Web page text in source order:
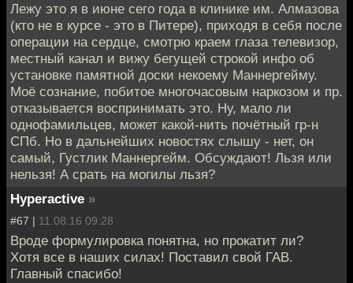
Лежу это я в июне сего года в клинике им. Алмазова
(кто не в курсе - это в Питере), приходя в себя после
операции на сердце, смотрю краем глаза телевизор,
местный канал и вижу бегущей строкой инфо об
установке памятной доски некоему Маннергейму.
Моё сознание, побитое многочасовым наркозом и пр.
отказывается воспринимать это. Ну, мало ли
однофамильцев, может какой-нить почётный гр-н
СПб. Но в дальнейших новостях слышу - нет, он
самый, Густлик Маннергейм. Обсуждают! Льзя или
нельзя! А срать на могилы льзя?
Hyperactive »
#67 | 11.08.16 09:28
Вроде формулировка понятна, но прокатит ли?
Хотя все в наших силах! Поставил свой ГАВ.
Главный спасибо!